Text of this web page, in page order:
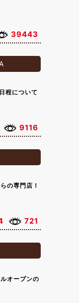
39443
程について
9116
の専門店！
721
オープンの